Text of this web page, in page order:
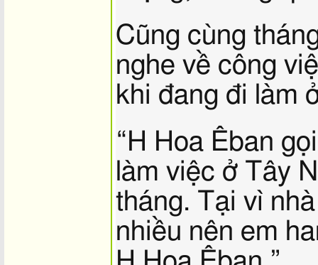
Cũng cùng
nghe về công
khi đang đi làm
“H Hoa Êban
làm việc ở Tây
tháng. Tại vì
nhiều nên em